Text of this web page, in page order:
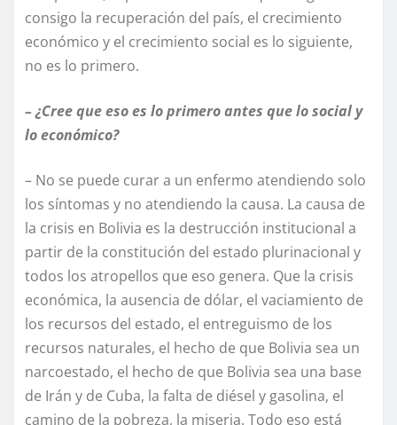
consigo la recuperación del país, el crecimiento
económico y el crecimiento social es lo siguiente,
no es lo primero.
– ¿Cree que eso es lo primero antes que lo social y
lo económico?
– No se puede curar a un enfermo atendiendo solo
los síntomas y no atendiendo la causa. La causa de
la crisis en Bolivia es la destrucción institucional a
partir de la constitución del estado plurinacional y
todos los atropellos que eso genera. Que la crisis
económica, la ausencia de dólar, el vaciamiento de
los recursos del estado, el entreguismo de los
recursos naturales, el hecho de que Bolivia sea un
narcoestado, el hecho de que Bolivia sea una base
de Irán y de Cuba, la falta de diésel y gasolina, el
camino de la pobreza, la miseria. Todo eso está